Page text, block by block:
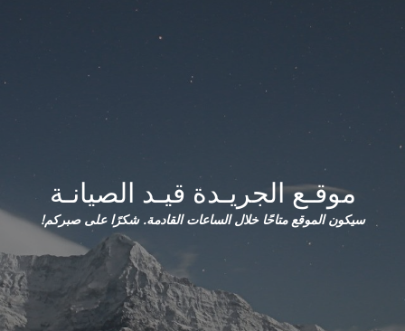
موقـع الجريـدة قيـد الصيانـة
سيكون الموقع متاحًا خلال الساعات القادمة. شكرًا على صبركم!